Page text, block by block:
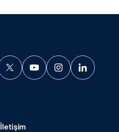
İletişim